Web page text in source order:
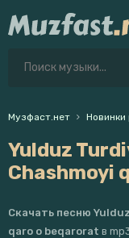
Музфаст.нет Новинки
Yulduz
Chashmoyi
Скачать песню
qaro o beqarorat в